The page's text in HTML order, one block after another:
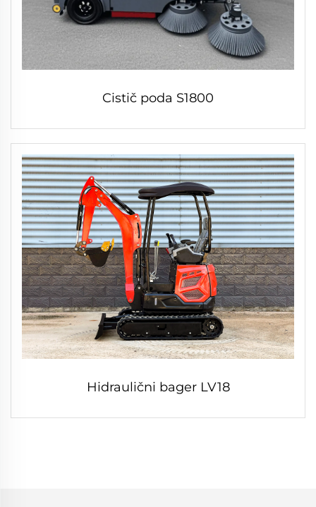
Cistič poda S1800
Hidraulični bager LV18